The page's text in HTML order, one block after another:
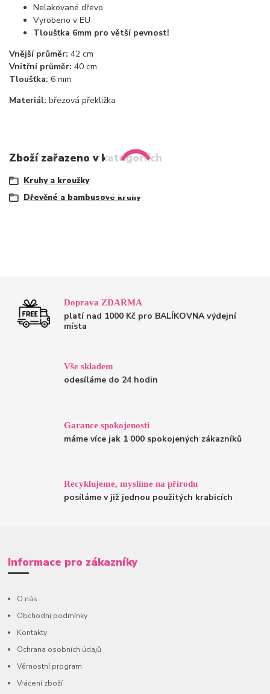
Nelakované dřevo
Vyrobeno v EU
Tloušťka 6mm pro větší pevnost!
Vnější průměr: 42 cm
Vnitřní průměr: 40 cm
Tloušťka: 6 mm
Materiál: březová překližka
Zboží zařazeno v kategoriích
Kruhy a kroužky
Dřevěné a bambusové kruhy
Doprava ZDARMA
platí nad 1000 Kč pro BALÍKOVNA výdejní
místa
Vše skladem
odesíláme do 24 hodin
Garance spokojenosti
máme více jak 1 000 spokojených zákazníků
Recyklujeme, myslíme na přírodu
posíláme v již jednou použitých krabicích
Informace pro zákazníky
O nás
Obchodní podmínky
Kontakty
Ochrana osobních údajů
Věrnostní program
Vrácení zboží